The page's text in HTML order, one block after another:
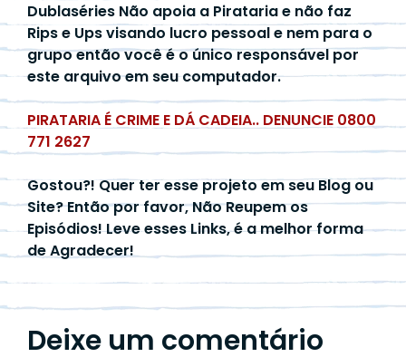
Dublaséries Não apoia a Pirataria e não faz
Rips e Ups visando lucro pessoal e nem para o
grupo então você é o único responsável por
este arquivo em seu computador.
PIRATARIA É CRIME E DÁ CADEIA.. DENUNCIE 0800
771 2627
Gostou?! Quer ter esse projeto em seu Blog ou
Site? Então por favor, Não Reupem os
Episódios! Leve esses Links, é a melhor forma
de Agradecer!
Deixe um comentário